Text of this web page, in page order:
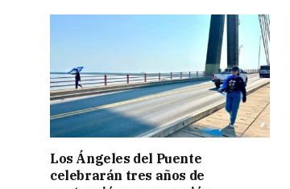
Los Ángeles del Puente
celebrarán tres años de